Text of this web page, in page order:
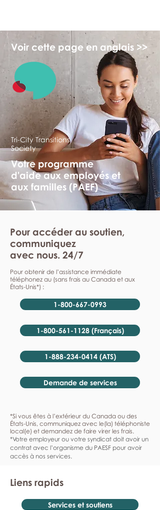
Voir cette page en anglais >>
Tri-City Transitions
Society
Votre programme
d'aide aux employés et
aux familles (PAEF)
Pour accéder au soutien,
communiquez
avec nous. 24/7
Pour obtenir de l’assistance immédiate
téléphonez au (sans frais au Canada et aux
États-Unis*) :
1-800-667-0993
1-800-561-1128 (Français)
1-888-234-0414 (ATS)
Demande de services
*Si vous êtes à l’extérieur du Canada ou des
États-Unis, communiquez avec le(la) téléphoniste
local(e) et demandez de faire virer les frais.
*Votre employeur ou votre syndicat doit avoir un
contrat avec l’organisme du PAESF pour avoir
accès à nos services.
Liens rapids
Services et soutiens